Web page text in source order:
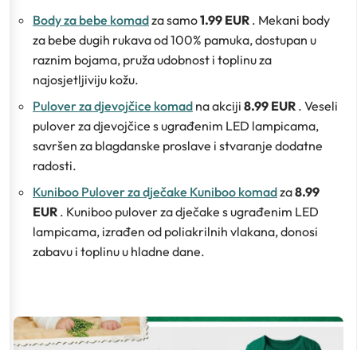
Body za bebe komadza samo1.99 EUR . Mekani body
za bebe dugih rukava od 100% pamuka, dostupan u
raznim bojama, pruža udobnost i toplinu za
najosjetljiviju kožu.
Pulover za djevojčice komad na akciji 8.99 EUR . Veseli
pulover za djevojčice s ugrađenim LED lampicama,
savršen za blagdanske proslave i stvaranje dodatne
radosti.
Kuniboo Pulover za dječake Kuniboo komadza8.99
EUR . Kuniboo pulover za dječake s ugrađenim LED
lampicama, izrađen od poliakrilnih vlakana, donosi
zabavu i toplinu u hladne dane.